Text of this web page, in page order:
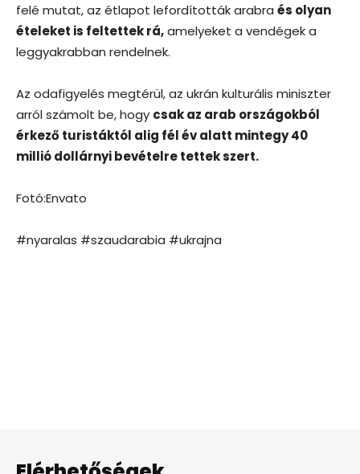
felé mutat, az étlapot lefordították arabra és olyan
ételeket is feltettek rá,amelyeket a vendégek a
leggyakrabban rendelnek.
Az odafigyelés megtérül, az ukrán kulturális miniszter
arról számolt be, hogy csak az arab országokból
érkező turistáktól alig fél év alatt mintegy 40
millió dollárnyi bevételre tettek szert.
Fotó:Envato
#nyaralas #szaudarabia #ukrajna